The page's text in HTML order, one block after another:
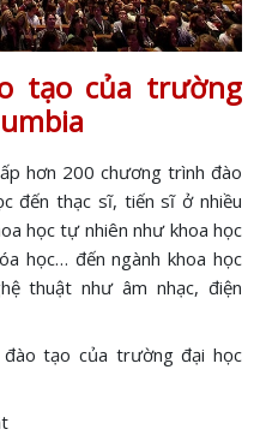
tạo của trường
hơn 200 chương trình đào
đến thạc sĩ, tiến sĩ ở nhiều
học tự nhiên như khoa học
học… đến ngành khoa học
thuật như âm nhạc, điện
đào tạo của trường đại học